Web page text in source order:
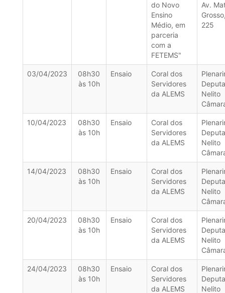
do Novo
Ensino
Médio, em
parceria
com a
FETEMS"
Av.
225
03/04/2023
08h30
às 10h
Ensaio
Coral dos
Servidores
da ALEMS
Nelito
10/04/2023
08h30
às 10h
Ensaio
Coral dos
Servidores
da ALEMS
Nelito
14/04/2023
08h30
às 10h
Ensaio
Coral dos
Servidores
da ALEMS
Nelito
20/04/2023
08h30
às 10h
Ensaio
Coral dos
Servidores
da ALEMS
Nelito
24/04/2023
08h30
às 10h
Ensaio
Coral dos
Servidores
da ALEMS
Nelito